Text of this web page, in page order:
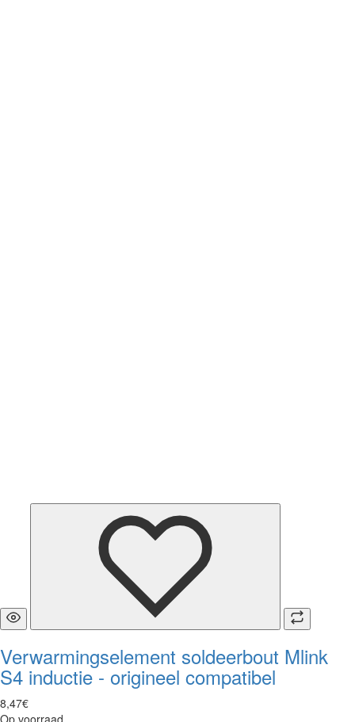
Verwarmingselement soldeerbout Mlink
S4 inductie - origineel compatibel
8,47€
Op voorraad